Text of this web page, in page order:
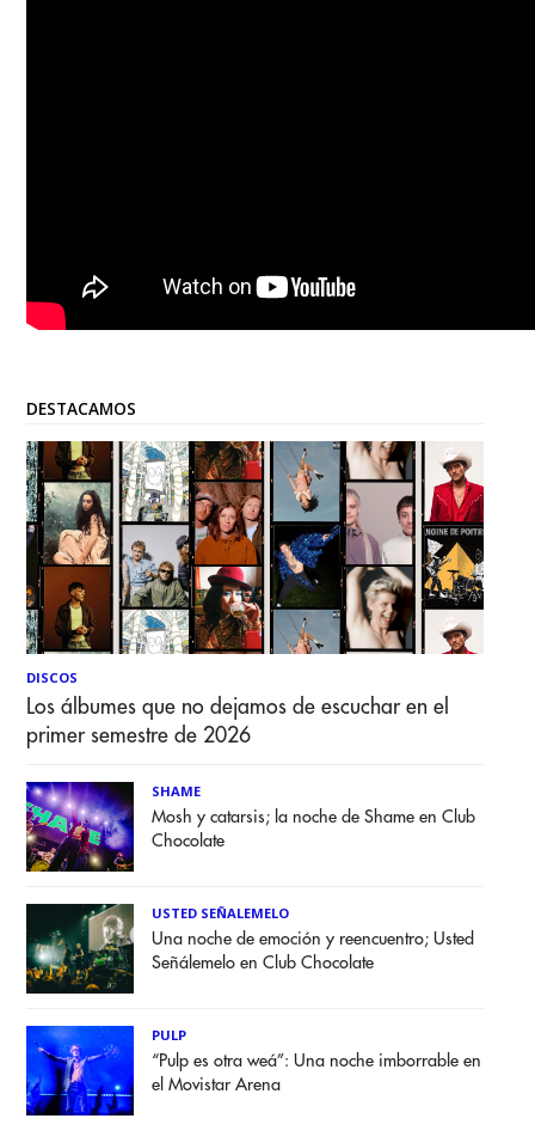
DESTACAMOS
DISCOS
Los álbumes que no dejamos de escuchar en el
primer semestre de 2026
SHAME
Mosh y catarsis; la noche de Shame en Club
Chocolate
USTED SEÑALEMELO
Una noche de emoción y reencuentro; Usted
Señálemelo en Club Chocolate
PULP
“Pulp es otra weá”: Una noche imborrable en
el Movistar Arena